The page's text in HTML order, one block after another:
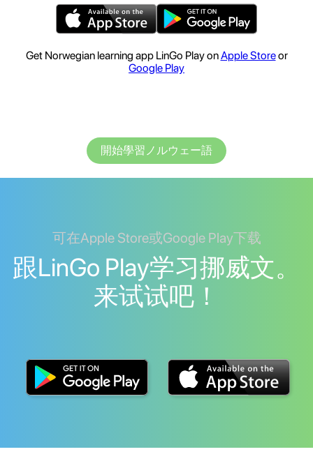
Get Norwegian learning app LinGo Play onApple Storeor
Google Play
開始學習ノルウェー語
可在Apple Store或Google Play下载
跟LinGo Play学习挪威文。
来试试吧！